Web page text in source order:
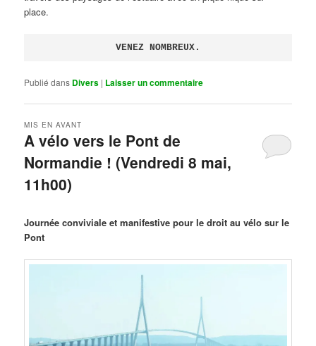
place.
VENEZ NOMBREUX.
Publié dans Divers | Laisser un commentaire
A vélo vers le Pont de
Normandie ! (Vendredi 8 mai,
11h00)
MIS EN AVANT
Journée conviviale et manifestive pour le droit au vélo sur le
Pont